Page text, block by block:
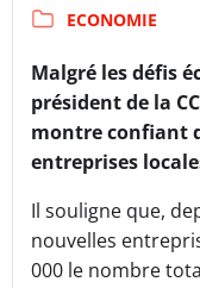
ECONOMIE
Malgré les défis
président de la
montre confiant
entreprises
Il souligne que,
nouvelles
000 le nombre